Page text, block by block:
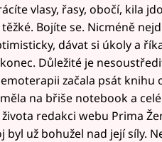
vlasy, řasy, obočí, kila
Bojíte se. Nicméně
dávat si úkoly a
Důležité je
začala psát knihu
na břiše notebook a
života redakci webu Prima
byl už bohužel nad její síly.